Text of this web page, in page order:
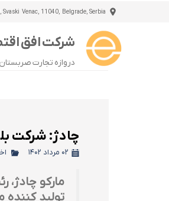
Venac, 11040, Belgrade, Serbia
شرکت افق
دروازه تجارت صربستان
چادژ: شرکت
۰۲ مرداد ۱۴۰۲